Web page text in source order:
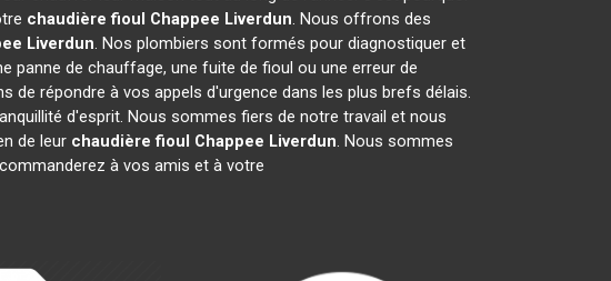
chaudière fioul Chappee Liverdun. Nous offrons des
Liverdun. Nos plombiers sont formés pour diagnostiquer et
panne de chauffage, une fuite de fioul ou une erreur de
répondre à vos appels d'urgence dans les plus brefs délais.
d'esprit. Nous sommes fiers de notre travail et nous
de leur chaudière fioul Chappee Liverdun. Nous sommes
à vos amis et à votre